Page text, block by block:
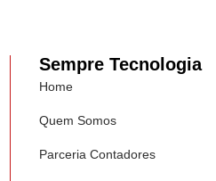
Sempre Tecnologia
Home
Quem Somos
Parceria Contadores